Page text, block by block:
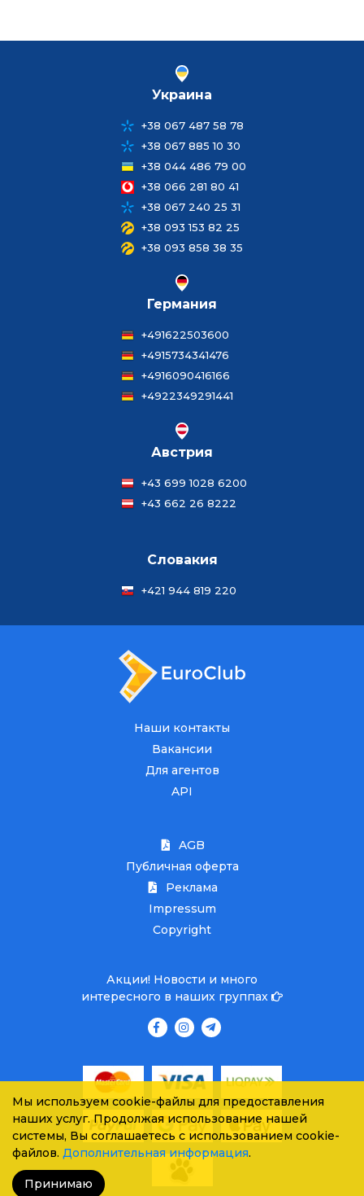
Украина
+38 067 487 58 78
+38 067 885 10 30
+38 044 486 79 00
+38 066 281 80 41
+38 067 240 25 31
+38 093 153 82 25
+38 093 858 38 35
Германия
+491622503600
+4915734341476
+4916090416166
+4922349291441
Австрия
+43 699 1028 6200
+43 662 26 8222
Словакия
+421 944 819 220
Наши контакты
Вакансии
Для агентов
API
AGB
Публичная оферта
Реклама
Impressum
Copyright
Акции! Новости и много
интересного в наших группах
Мы используем cookie-файлы для предоставления
наших услуг. Продолжая использование нашей
системы, Вы соглашаетесь с использованием cookie-
файлов. Дополнительная информация.
Принимаю